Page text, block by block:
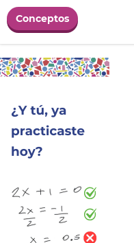
Conceptos